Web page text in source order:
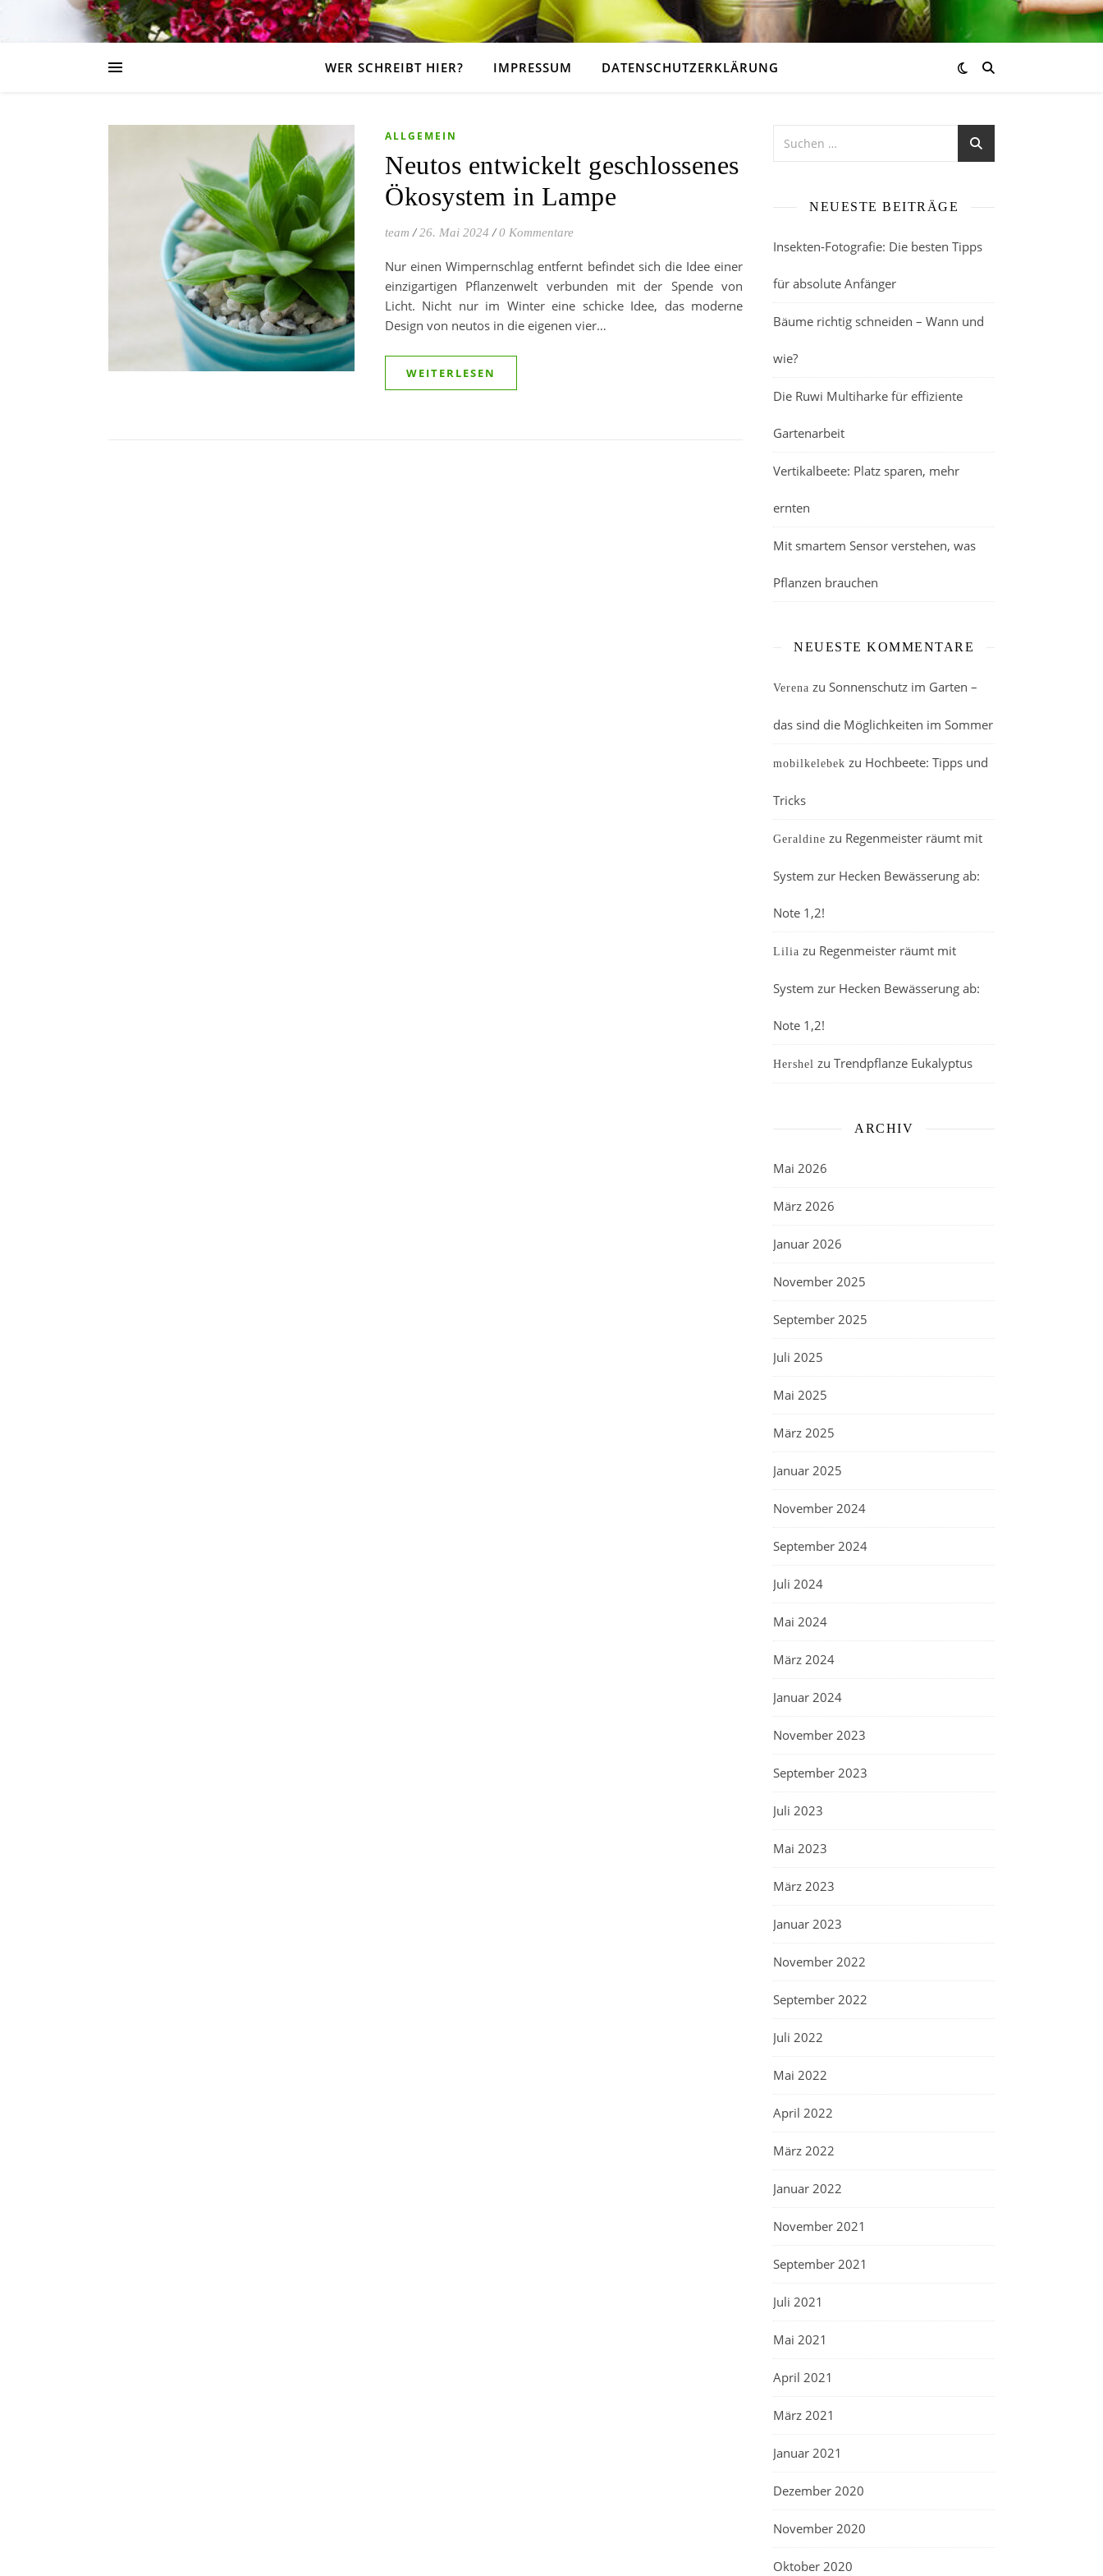
WER SCHREIBT HIER? IMPRESSUM DATENSCHUTZERKLÄRUNG
ALLGEMEIN
Neutos entwickelt geschlossenes
Ökosystem in Lampe
team / 26. Mai 2024 / 0 Kommentare
Nur einen Wimpernschlag entfernt befindet sich die Idee einer
einzigartigen Pflanzenwelt verbunden mit der Spende von
Licht. Nicht nur im Winter eine schicke Idee, das moderne
Design von neutos in die eigenen vier…
WEITERLESEN
NEUESTE BEITRÄGE
Insekten-Fotografie: Die besten Tipps
für absolute Anfänger
Bäume richtig schneiden – Wann und
wie?
Die Ruwi Multiharke für effiziente
Gartenarbeit
Vertikalbeete: Platz sparen, mehr
ernten
Mit smartem Sensor verstehen, was
Pflanzen brauchen
NEUESTE KOMMENTARE
Verena zu Sonnenschutz im Garten –
das sind die Möglichkeiten im Sommer
mobilkelebek zu Hochbeete: Tipps und
Tricks
Geraldine zu Regenmeister räumt mit
System zur Hecken Bewässerung ab:
Note 1,2!
Lilia zu Regenmeister räumt mit
System zur Hecken Bewässerung ab:
Note 1,2!
Hershel zu Trendpflanze Eukalyptus
ARCHIV
Mai 2026
März 2026
Januar 2026
November 2025
September 2025
Juli 2025
Mai 2025
März 2025
Januar 2025
November 2024
September 2024
Juli 2024
Mai 2024
März 2024
Januar 2024
November 2023
September 2023
Juli 2023
Mai 2023
März 2023
Januar 2023
November 2022
September 2022
Juli 2022
Mai 2022
April 2022
März 2022
Januar 2022
November 2021
September 2021
Juli 2021
Mai 2021
April 2021
März 2021
Januar 2021
Dezember 2020
November 2020
Oktober 2020